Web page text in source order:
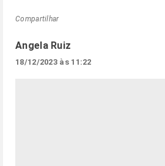
Compartilhar
Angela Ruiz
18/12/2023 às 11:22